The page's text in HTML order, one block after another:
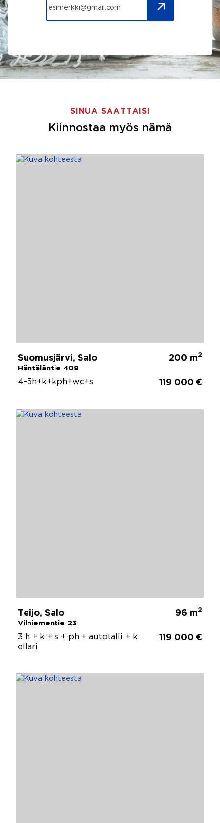
SINUA SAATTAISI
Kiinnostaa myös nämä
Suomusjärvi, Salo
Häntäläntie 408
200 m2
4-5h+k+kph+wc+s 119 000 €
Teijo, Salo
Vilniementie 23
96 m2
3 h + k + s + ph + autotalli + k
ellari
119 000 €